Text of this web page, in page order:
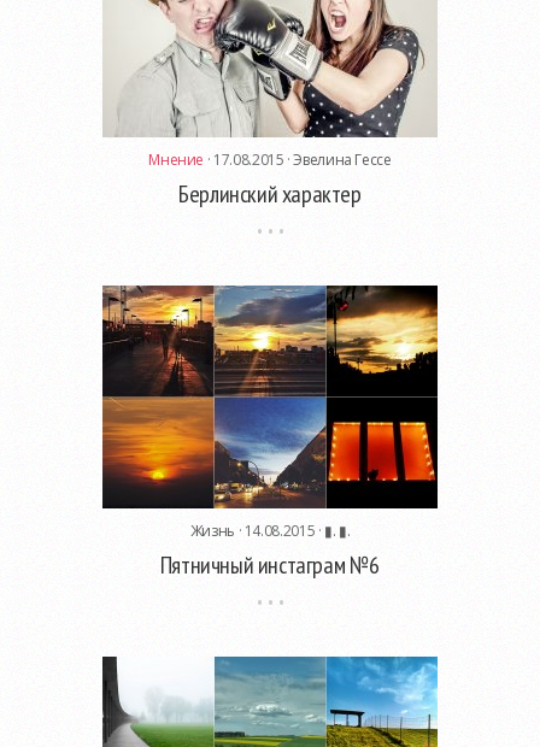
Мнение · 17.08.2015 ·Эвелина Гессе
Берлинский характер
Жизнь · 14.08.2015 · ▮. ▮.
Пятничный инстаграм №6